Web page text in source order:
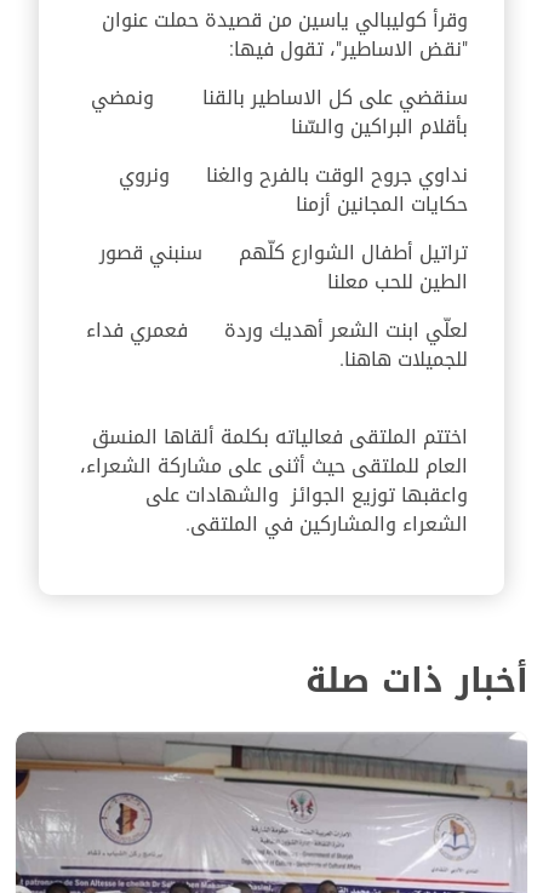
وقرأ كوليبالي ياسين من قصيدة حملت عنوان
"نقض الاساطير"، تقول فيها:
سنقضي على كل الاساطير بالقنا ونمضي
بأقلام البراكين والسّنا
نداوي جروح الوقت بالفرح والغنا ونروي
حكايات المجانين أزمنا
تراتيل أطفال الشوارع كلّهم سنبني قصور
الطين للحب معلنا
لعلّي ابنت الشعر أهديك وردة فعمري فداء
للجميلات هاهنا.
اختتم الملتقى فعالياته بكلمة ألقاها المنسق
العام للملتقى حيث أثنى على مشاركة الشعراء،
واعقبها توزيع الجوائز والشهادات على
الشعراء والمشاركين في الملتقى.
أخبار ذات صلة